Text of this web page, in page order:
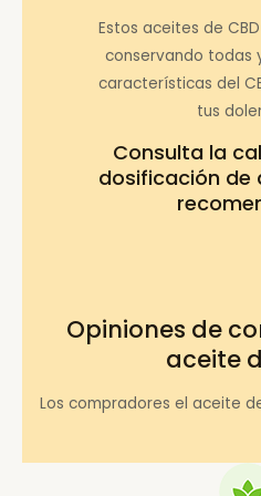
Estos aceites de
conservando todas
características del
tus
Consulta la
dosificación de
Opiniones de
aceite
Los compradores el aceite